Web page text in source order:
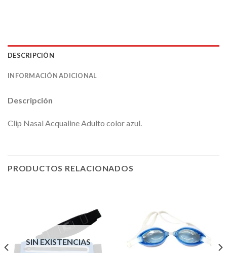
DESCRIPCIÓN
INFORMACIÓN ADICIONAL
Descripción
Clip Nasal Acqualine Adulto color azul.
PRODUCTOS RELACIONADOS
SIN EXISTENCIAS